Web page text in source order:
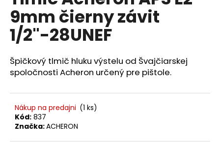
0,0
z
5
hviezdičiek.
9mm čierny závit
1/2"-28UNEF
Špičkový tlmič hluku výstelu od Švajčiarskej
spoločnosti Acheron určený pre pištole.
Nákup na predajni (1 ks)
Kód: 837
Značka:ACHERON
á
j
s
?
HĽADAŤ